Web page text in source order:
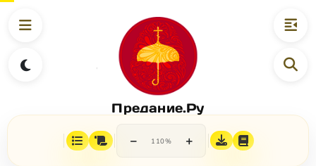
Предание.Ру
− 110% +